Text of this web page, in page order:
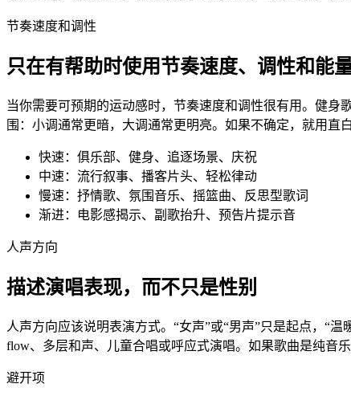
节奏速度和调性
只在有帮助时使用节奏速度、调性和能
当你需要可预期的运动感时，节奏速度和调性很有用。健身
围：小调通常更暗，大调通常更明亮。如果不确定，就用直
快速：俱乐部、健身、追逐场景、庆祝
中速：流行叙事、播客片头、轻松律动
慢速：抒情歌、氛围音乐、摇篮曲、反思型歌词
渐进：电影感揭示、副歌抬升、预告片提示音
人声方向
描述演唱表现，而不只是性别
人声方向应该说明表演方式。“女声”或“男声”只是起点，“
flow、多层和声、儿童合唱或呼应式演唱。如果歌曲是纯音
避开项